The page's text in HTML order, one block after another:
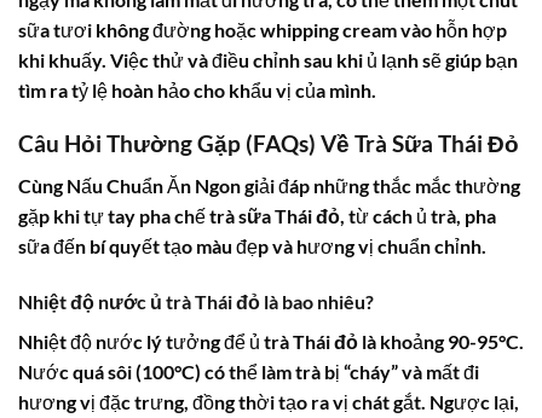
sữa tươi không đường hoặc whipping cream vào hỗn hợp
khi khuấy. Việc thử và điều chỉnh sau khi ủ lạnh sẽ giúp bạn
tìm ra tỷ lệ hoàn hảo cho khẩu vị của mình.
Câu Hỏi Thường Gặp (FAQs) Về Trà Sữa Thái Đỏ
Cùng Nấu Chuẩn Ăn Ngon giải đáp những thắc mắc thường
gặp khi tự tay pha chếtrà sữa Thái đỏ, từ cách ủ trà, pha
sữa đến bí quyết tạo màu đẹp và hương vị chuẩn chỉnh.
Nhiệt độ nước ủ trà Thái đỏ là bao nhiêu?
Nhiệt độ nước lý tưởng để ủ trà Thái đỏ là khoảng 90-95°C.
Nước quá sôi (100°C) có thể làm trà bị “cháy” và mất đi
hương vị đặc trưng, đồng thời tạo ra vị chát gắt. Ngược lại,